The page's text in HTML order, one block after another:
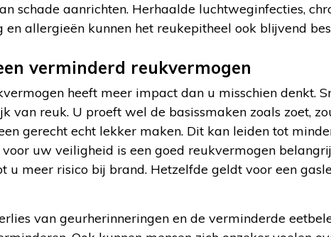
schade aanrichten. Herhaalde luchtweginfecties,
en allergieën kunnen het reukepitheel ook blijvend
verminderd reukvermogen
heeft meer impact dan u misschien denkt.
van reuk. U proeft wel de basissmaken zoals zoet,
gerecht echt lekker maken. Dit kan leiden tot
uw veiligheid is een goed reukvermogen
u meer risico bij brand. Hetzelfde geldt voor een
van geurherinneringen en de verminderde